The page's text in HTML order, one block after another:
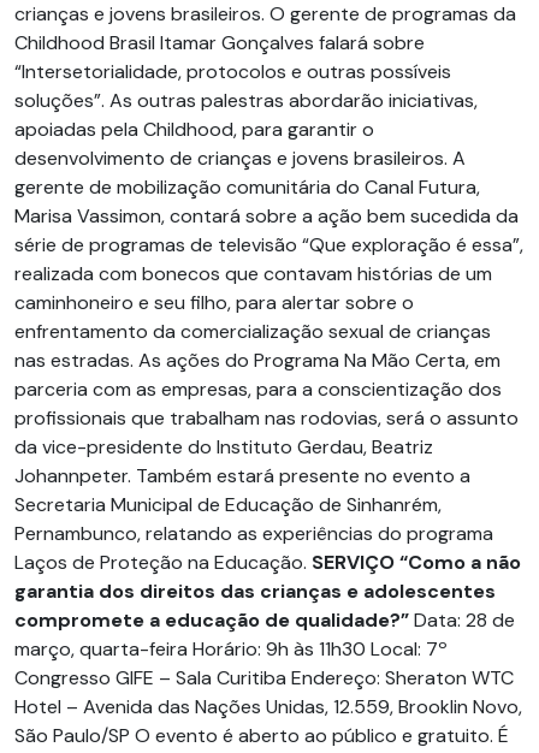
crianças e jovens brasileiros. O gerente de programas da
Childhood Brasil Itamar Gonçalves falará sobre
“Intersetorialidade, protocolos e outras possíveis
soluções”. As outras palestras abordarão iniciativas,
apoiadas pela Childhood, para garantir o
desenvolvimento de crianças e jovens brasileiros. A
gerente de mobilização comunitária do Canal Futura,
Marisa Vassimon, contará sobre a ação bem sucedida da
série de programas de televisão “Que exploração é essa”,
realizada com bonecos que contavam histórias de um
caminhoneiro e seu filho, para alertar sobre o
enfrentamento da comercialização sexual de crianças
nas estradas. As ações do Programa Na Mão Certa, em
parceria com as empresas, para a conscientização dos
profissionais que trabalham nas rodovias, será o assunto
da vice-presidente do Instituto Gerdau, Beatriz
Johannpeter. Também estará presente no evento a
Secretaria Municipal de Educação de Sinhanrém,
Pernambunco, relatando as experiências do programa
Laços de Proteção na Educação. SERVIÇO“Como a não
garantia dos direitos das crianças e adolescentes
compromete a educação de qualidade?”Data: 28 de
março, quarta-feira Horário: 9h às 11h30 Local: 7º
Congresso GIFE – Sala Curitiba Endereço: Sheraton WTC
Hotel – Avenida das Nações Unidas, 12.559, Brooklin Novo,
São Paulo/SP O evento é aberto ao público e gratuito. É